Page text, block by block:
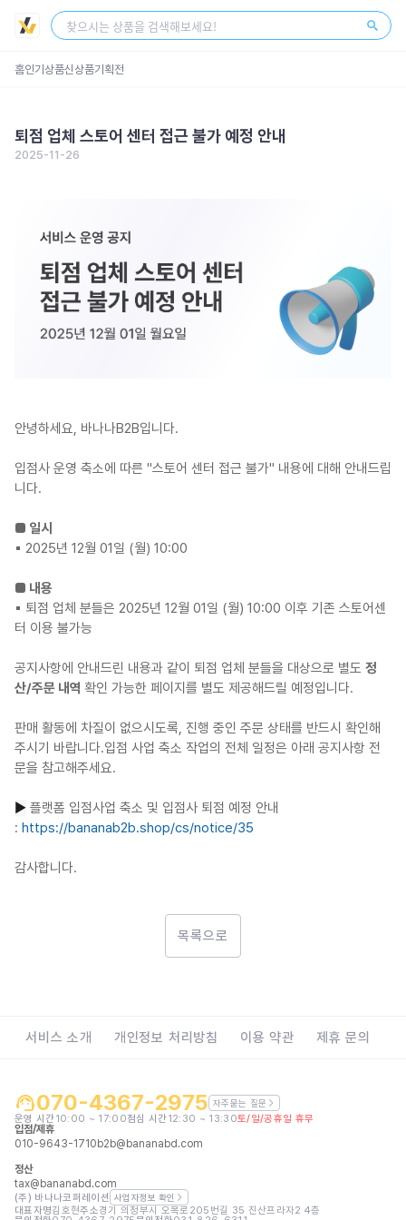
홈인기상품신상품기획전
퇴점 업체 스토어 센터 접근 불가 예정 안내
2025-11-26
안녕하세요, 바나나B2B입니다.
입점사 운영 축소에 따른 "스토어 센터 접근 불가" 내용에 대해 안내드립
니다.
■ 일시
▪︎ 2025년 12월 01일 (월) 10:00
■ 내용
▪︎ 퇴점 업체 분들은 2025년 12월 01일 (월) 10:00 이후 기존 스토어센
터 이용 불가능
공지사항에 안내드린 내용과 같이 퇴점 업체 분들을 대상으로 별도 정
산/주문 내역 확인 가능한 페이지를 별도 제공해드릴 예정입니다.
판매 활동에 차질이 없으시도록, 진행 중인 주문 상태를 반드시 확인해
주시기 바랍니다.입점 사업 축소 작업의 전체 일정은 아래 공지사항 전
문을 참고해주세요.
▶️ 플랫폼 입점사업 축소 및 입점사 퇴점 예정 안내
: https://bananab2b.shop/cs/notice/35
감사합니다.
목록으로
서비스 소개 개인정보 처리방침 이용 약관 제휴 문의
070-4367-2975 자주묻는 질문
운영 시간10:00 ~ 17:00점심 시간12:30 ~ 13:30토/일/공휴일 휴무
입점/제휴
010-9643-1710 b2b@bananabd.com
정산
tax@bananabd.com
(주) 바나나코퍼레이션 사업자정보 확인
대표자명김호현주소경기 의정부시 오목로205번길 35 진산프라자2 4층